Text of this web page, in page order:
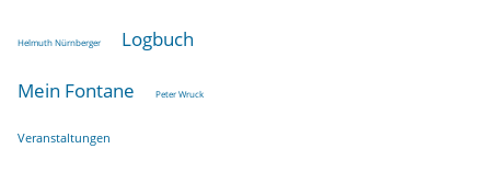
Helmuth Nürnberger Logbuch
Mein Fontane Peter Wruck
Veranstaltungen